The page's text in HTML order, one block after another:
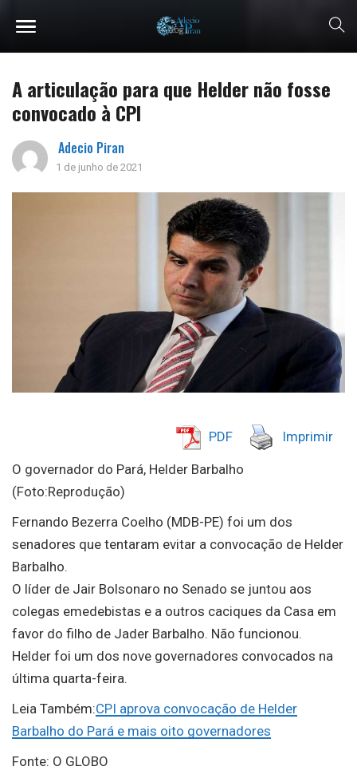
A articulação para que Helder não fosse
convocado à CPI
Adecio Piran
1 de junho de 2021
PDF Imprimir
O governador do Pará, Helder Barbalho
(Foto:Reprodução)
Fernando Bezerra Coelho (MDB-PE) foi um dos
senadores que tentaram evitar a convocação de Helder
Barbalho.
O líder de Jair Bolsonaro no Senado se juntou aos
colegas emedebistas e a outros caciques da Casa em
favor do filho de Jader Barbalho. Não funcionou.
Helder foi um dos nove governadores convocados na
última quarta-feira.
Leia Também:CPI aprova convocação de Helder
Barbalho do Pará e mais oito governadores
Fonte: O GLOBO